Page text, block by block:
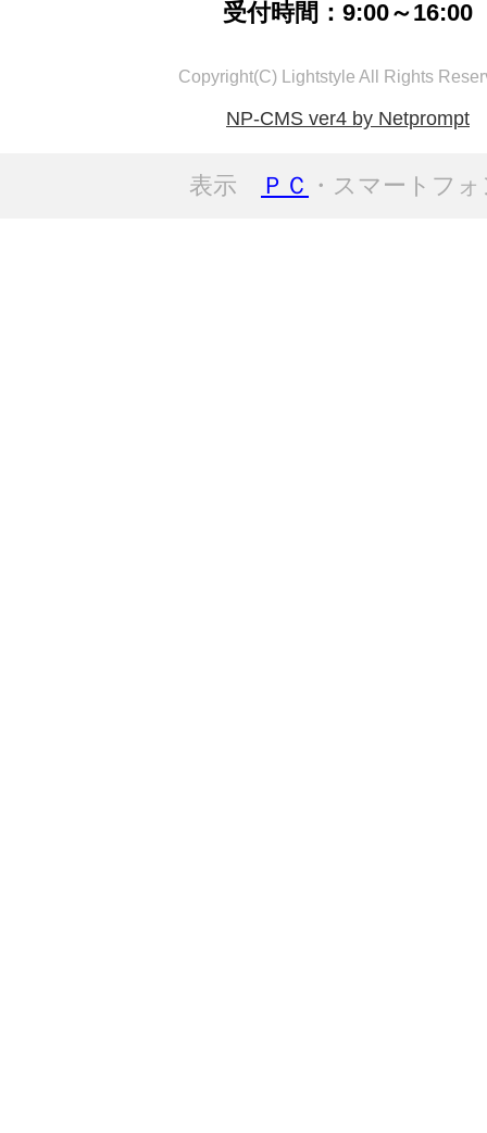
受付時間：9:00～16:00
Copyright(C) Lightstyle All Rights
NP-CMS ver4 by Netprompt
表示 ＰＣ ・スマートフ